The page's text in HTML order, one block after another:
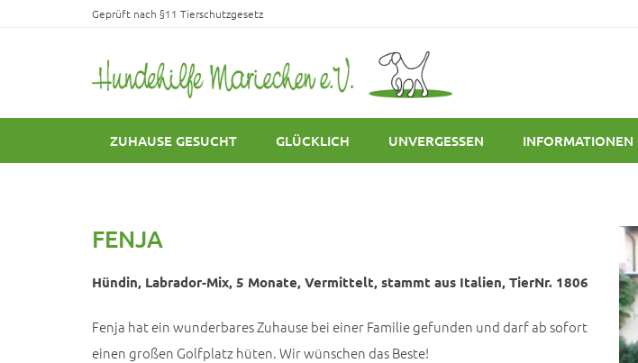
Geprüft nach §11 Tierschutzgesetz
ZUHAUSE GESUCHT GLÜCKLICH UNVERGESSEN INFORMATIONEN
FENJA
Hündin, Labrador-Mix, 5 Monate, Vermittelt, stammt aus Italien, TierNr. 1806
Fenja hat ein wunderbares Zuhause bei einer Familie gefunden und darf ab sofort
einen großen Golfplatz hüten. Wir wünschen das Beste!